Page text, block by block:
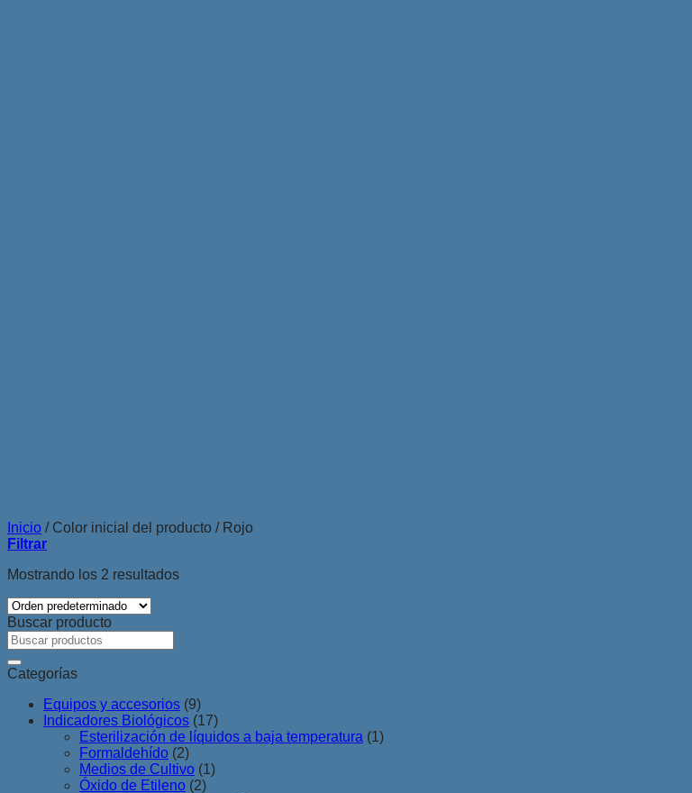
Inicio /Color inicial del producto /Rojo
Filtrar
Mostrando los 2 resultados
Buscar producto
Buscar
por:
Categorías
Equipos y accesorios (9)
Indicadores Biológicos (17)
Esterilización de líquidos a baja temperatura (1)
Formaldehído (2)
Medios de Cultivo (1)
Óxido de Etileno (2)